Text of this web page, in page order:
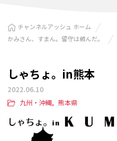
チャンネルアッシュ ホーム
かみさん、すまん。留守は頼んだ。
しゃちょ。in熊本
2022.06.10
九州・沖縄
熊本県